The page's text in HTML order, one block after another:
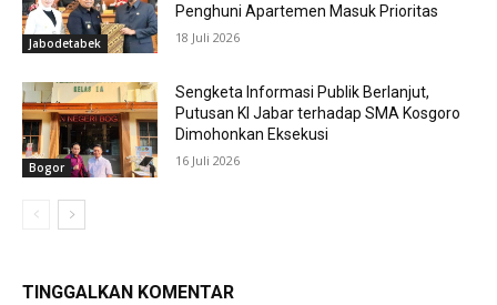
Jabodetabek
Penghuni Apartemen Masuk Prioritas
18 Juli 2026
Bogor
Sengketa Informasi Publik Berlanjut,
Putusan KI Jabar terhadap SMA Kosgoro
Dimohonkan Eksekusi
16 Juli 2026
TINGGALKAN KOMENTAR